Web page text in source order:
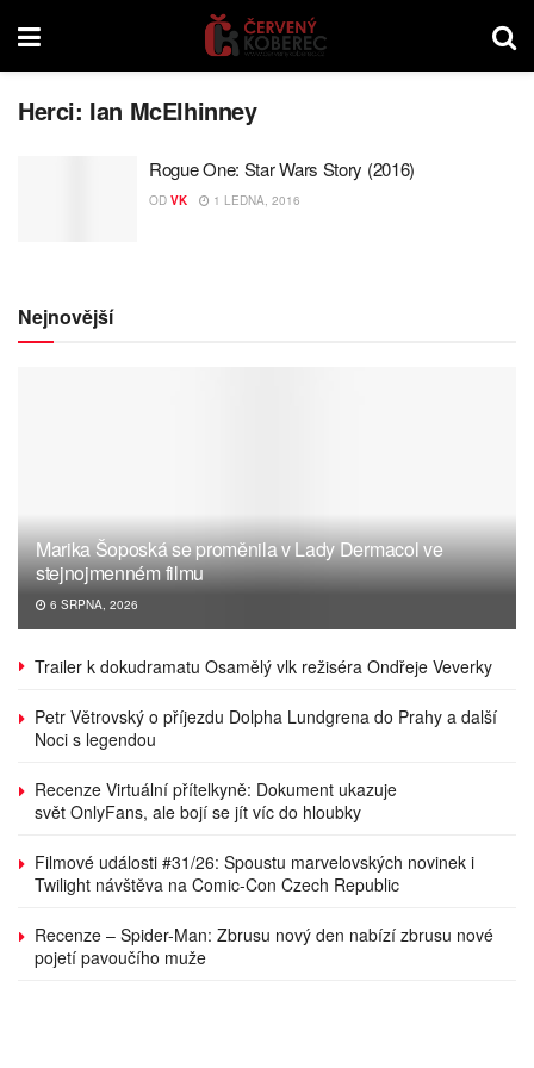
Herci: Ian McElhinney
Rogue One: Star Wars Story (2016)
OD VK 1 LEDNA, 2016
Nejnovější
Marika Šoposká se proměnila v Lady Dermacol ve
stejnojmenném filmu
6 SRPNA, 2026
Trailer k dokudramatu Osamělý vlk režiséra Ondřeje Veverky
Petr Větrovský o příjezdu Dolpha Lundgrena do Prahy a další
Noci s legendou
Recenze Virtuální přítelkyně: Dokument ukazuje
svět OnlyFans, ale bojí se jít víc do hloubky
Filmové události #31/26: Spoustu marvelovských novinek i
Twilight návštěva na Comic-Con Czech Republic
Recenze – Spider-Man: Zbrusu nový den nabízí zbrusu nové
pojetí pavoučího muže